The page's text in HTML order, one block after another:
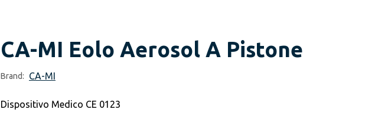
CA-MI Eolo Aerosol A Pistone
Brand: CA-MI
Dispositivo Medico CE 0123